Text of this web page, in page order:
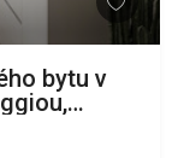
bytu v